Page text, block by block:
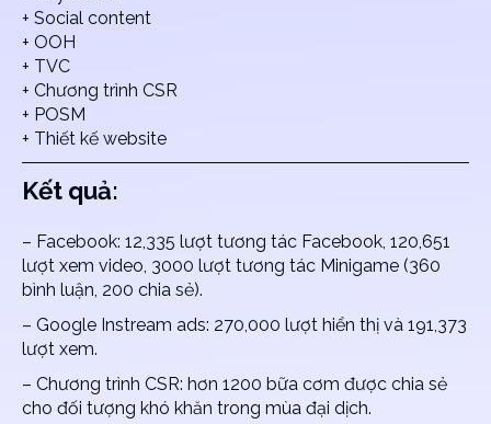
+ Social content
+ OOH
+ TVC
+ Chương trình CSR
+ POSM
+ Thiết kế website
Kết quả:
– Facebook: 12,335 lượt tương tác Facebook, 120,651
lượt xem video, 3000 lượt tương tác Minigame (360
bình luận, 200 chia sẻ).
– Google Instream ads: 270,000 lượt hiển thị và 191,373
lượt xem.
– Chương trình CSR: hơn 1200 bữa cơm được chia sẻ
cho đối tượng khó khăn trong mùa đại dịch.